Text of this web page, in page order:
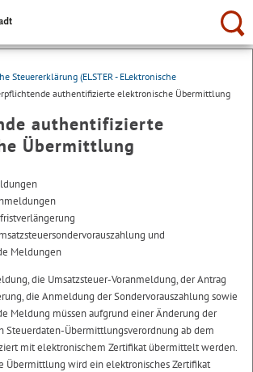
Steuererklärung (ELSTER - ELektronische
authentifizierte elektronische Übermittlung
authentifizierte
Übermittlung
und
Meldungen
die Umsatzsteuer-Voranmeldung, der Antrag
die Anmeldung der Sondervorauszahlung sowie
Meldung müssen aufgrund einer Änderung der
Steuerdaten-Übermittlungsverordnung ab dem
mit elektronischem Zertifikat übermittelt werden.
Übermittlung wird ein elektronisches Zertifikat